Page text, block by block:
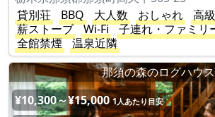
貸別荘
BBQ 大人数 おしゃれ 高
薪ストーブ
Wi-Fi 子連れ・ファミリ
全館禁煙
温泉近隣
那須の森のログハウス
¥10,300～¥15,000 1人あたり目安